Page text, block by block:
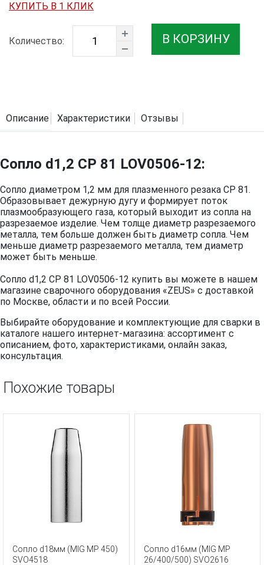
КУПИТЬ В 1 КЛИК
Количество: В КОРЗИНУ
Описание Характеристики Отзывы
Сопло d1,2 CP 81 LOV0506-12:
Сопло диаметром 1,2 мм для плазменного резака CP 81.
Образовывает дежурную дугу и формирует поток
плазмообразующего газа, который выходит из сопла на
разрезаемое изделие. Чем толще диаметр разрезаемого
металла, тем больше должен быть диаметр сопла. Чем
меньше диаметр разрезаемого металла, тем диаметр
может быть меньше.
Сопло d1,2 CP 81 LOV0506-12 купить вы можете в нашем
магазине сварочного оборудования «ZEUS» с доставкой
по Москве, области и по всей России.
Выбирайте оборудование и комплектующие для сварки в
каталоге нашего интернет-магазина: ассортимент с
описанием, фото, характеристиками, онлайн заказ,
консультация.
Похожие товары
Сопло d18мм (MIG MP 450)
SVO4518
Сопло d16мм (MIG MP
26/400/500) SVO2616